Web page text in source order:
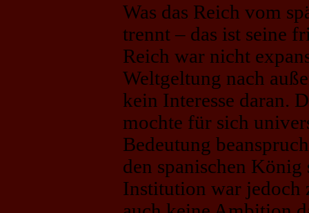
Was das Reich vom
trennt – das ist seine
Reich war nicht
Weltgeltung nach
kein Interesse daran.
mochte für sich
Bedeutung
den spanischen König
Institution war jedoch